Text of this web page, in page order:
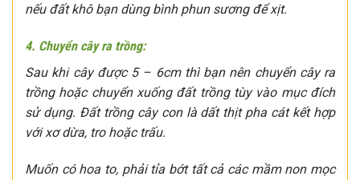
nếu đất khô bạn dùng bình phun sương để xịt.
4. Chuyển cây ra trồng:
Sau khi cây được 5 – 6cm thì bạn nên chuyển cây ra
trồng hoặc chuyển xuống đất trồng tùy vào mục đích
sử dụng. Đất trồng cây con là dất thịt pha cát kết hợp
với xơ dừa, tro hoặc trấu.
Muốn có hoa to, phải tỉa bớt tất cả các mầm non mọc